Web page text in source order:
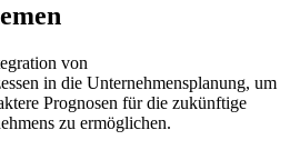
von
in die Unternehmensplanung, um
Prognosen für die zukünftige
zu ermöglichen.